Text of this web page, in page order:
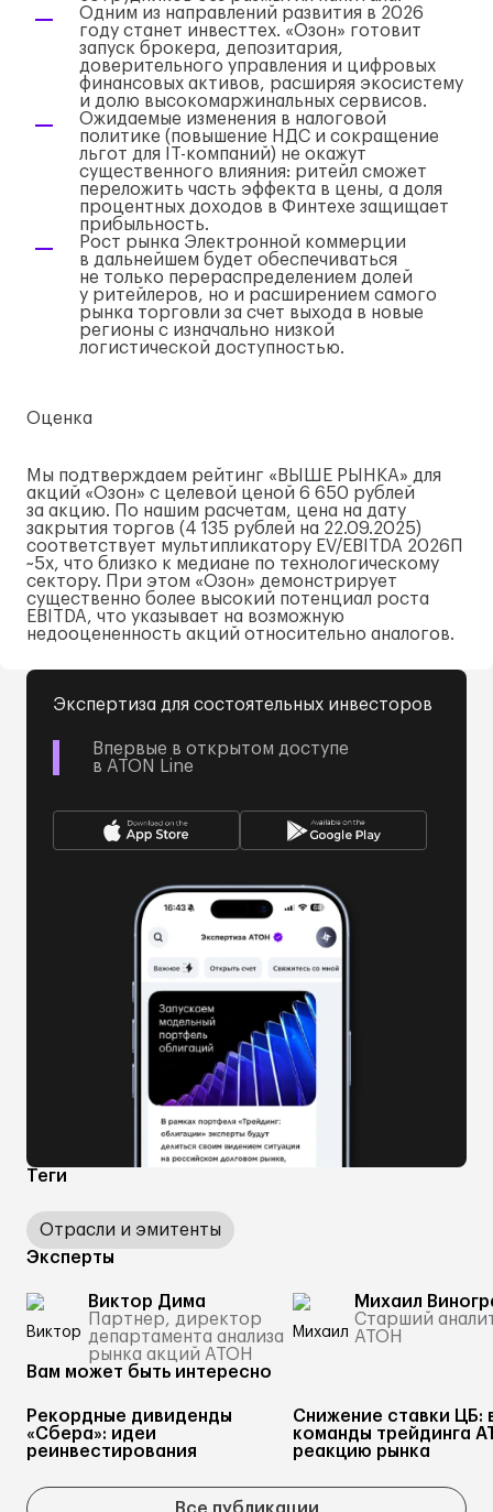
Теги
Отрасли и эмитенты
Эксперты
Виктор Дима
Партнер, директор
департамента анализа
рынка акций АТОН
Михаил
Старший
АТОН
Одним из направлений развития в 2026
году станет инвесттех. «Озон» готовит
запуск брокера, депозитария,
доверительного управления и цифровых
финансовых активов, расширяя экосистему
и долю высокомаржинальных сервисов.
Ожидаемые изменения в налоговой
политике (повышение НДС и сокращение
льгот для
IT-компаний) не окажут
существенного влияния: ритейл сможет
переложить часть эффекта в цены, а доля
процентных доходов в Финтехе защищает
прибыльность.
Рост рынка Электронной коммерции
в дальнейшем будет обеспечиваться
не только перераспределением долей
у ритейлеров, но и расширением самого
рынка торговли за счет выхода в новые
регионы с изначально низкой
логистической доступностью.
Оценка
Мы подтверждаем рейтинг «ВЫШЕ РЫНКА» для
акций «Озон» с целевой ценой 6 650 рублей
за акцию. По нашим расчетам, цена на дату
закрытия торгов (4 135 рублей на 22.09.2025)
соответствует мультипликатору EV/EBITDA 2026П
~5x, что близко к медиане по технологическому
сектору. При этом «Озон» демонстрирует
существенно более высокий потенциал роста
EBITDA, что указывает на возможную
недооцененность акций относительно аналогов.
Экспертиза для состоятельных инвесторов
Впервые в открытом доступе
в ATON Line
Вам может быть интересно
Рекордные дивиденды
«Сбера»: идеи
реинвестирования
Снижение ставки ЦБ:
команды трейдинга
реакцию рынка